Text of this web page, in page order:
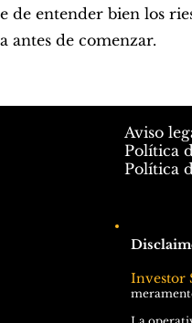
de entender bien los
antes de comenzar.
Aviso
Política
Política
Investor